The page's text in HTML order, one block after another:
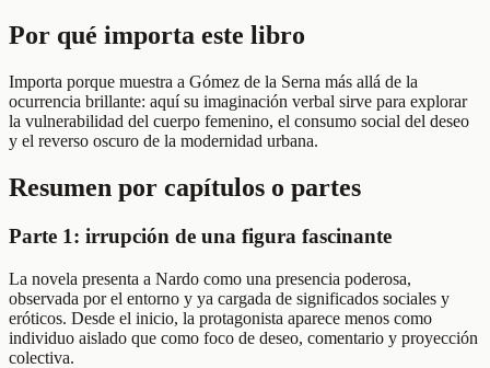
Por qué importa este libro
Importa porque muestra a Gómez de la Serna más allá de la
ocurrencia brillante: aquí su imaginación verbal sirve para explorar
la vulnerabilidad del cuerpo femenino, el consumo social del deseo
y el reverso oscuro de la modernidad urbana.
Resumen por capítulos o partes
Parte 1: irrupción de una figura fascinante
La novela presenta a Nardo como una presencia poderosa,
observada por el entorno y ya cargada de significados sociales y
eróticos. Desde el inicio, la protagonista aparece menos como
individuo aislado que como foco de deseo, comentario y proyección
colectiva.